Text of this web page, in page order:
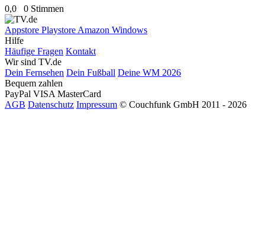
0,0 0 Stimmen
Appstore Playstore Amazon Windows
Hilfe
Häufige Fragen Kontakt
Wir sind TV.de
Dein Fernsehen Dein Fußball Deine WM 2026
Bequem zahlen
PayPal VISA MasterCard
AGB Datenschutz Impressum © Couchfunk GmbH 2011 - 2026